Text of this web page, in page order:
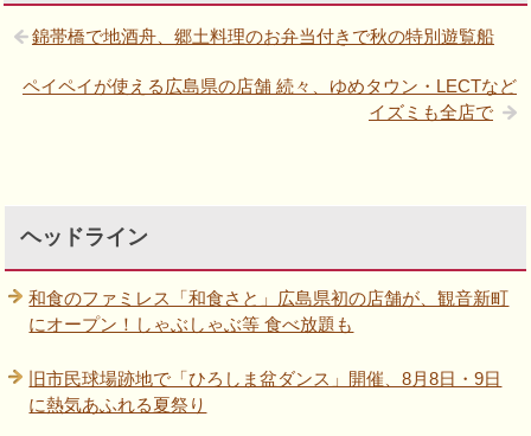
錦帯橋で地酒舟、郷土料理のお弁当付きで秋の特別遊覧船
ペイペイが使える広島県の店舗 続々、ゆめタウン・LECTなど
イズミも全店で
ヘッドライン
和食のファミレス「和食さと」広島県初の店舗が、観音新町
にオープン！しゃぶしゃぶ等 食べ放題も
旧市民球場跡地で「ひろしま盆ダンス」開催、8月8日・9日
に熱気あふれる夏祭り